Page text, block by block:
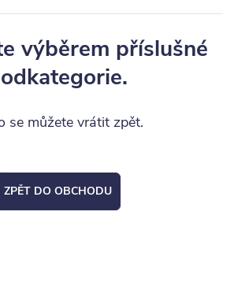
výběrem příslušné
se můžete vrátit zpět.
ZPĚT DO OBCHODU